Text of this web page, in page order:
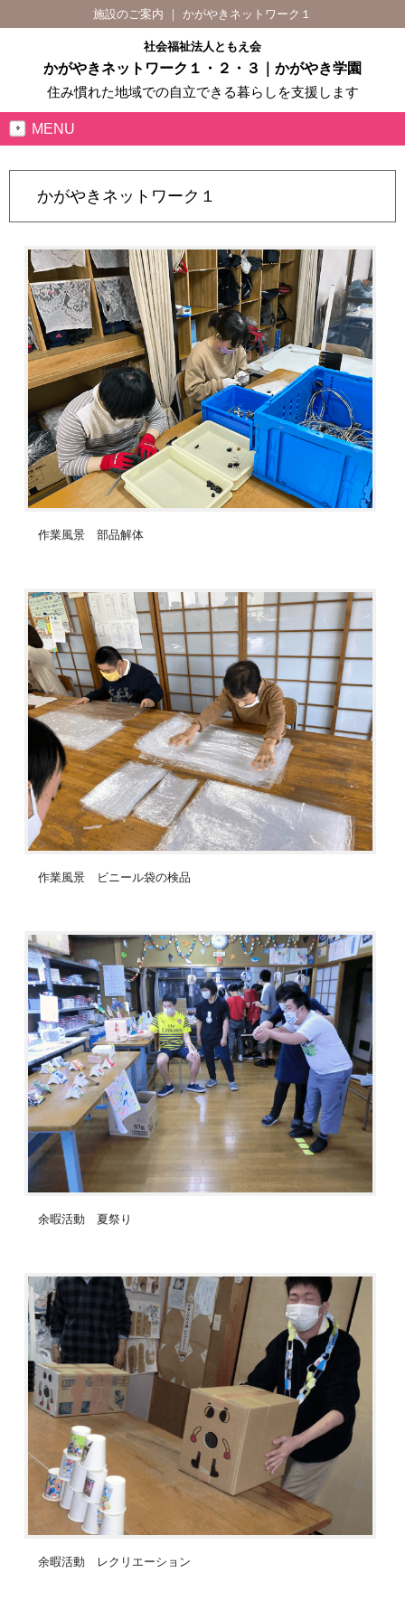
施設のご案内 ｜ かがやきネットワーク１
社会福祉法人ともえ会
かがやきネットワーク１・２・３｜かがやき学園
住み慣れた地域での自立できる暮らしを支援します
MENU
かがやきネットワーク１
作業風景 部品解体
作業風景 ビニール袋の検品
余暇活動 夏祭り
余暇活動 レクリエーション